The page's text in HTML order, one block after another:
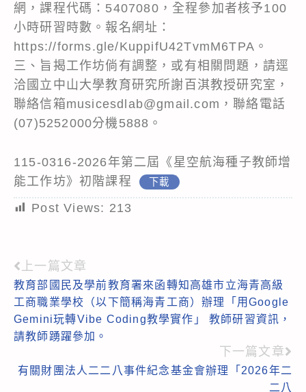
網，課程代碼：5407080，全程參加者核予100
小時研習時數。報名網址：
https://forms.gle/KuppifU42TvmM6TPA。
三、旨揭工作坊倘有調整，或有相關問題，請逕
洽國立中山大學教育研究所謝百淇教授研究室，
聯絡信箱musicesdlab@gmail.com，聯絡電話
(07)5252000分機5888。
115-0316-2026年第二屆《星空航海種子教師增
能工作坊》初階課程
下載
Post Views: 213
Read
more
articles
上一篇文章
教育部國民及學前教育署來函轉知高雄市立海青高級
工商職業學校（以下簡稱海青工商）辦理「用Google
Gemini玩轉Vibe Coding教學實作」 教師研習資訊，
請教師踴躍參加。
下一篇文章
有關財團法人二二八事件紀念基金會辦理「2026年二
二八